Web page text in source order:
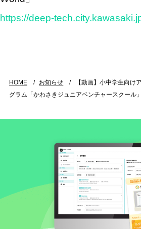
https://deep-
HOME お知らせ
【動画】小中学生向け
グラム「かわさきジュニアベンチャースクール